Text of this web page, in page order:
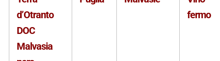
d’Otranto
DOC
Malvasia
fermo